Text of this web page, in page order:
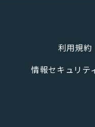
利用規約
情報セキュリテ